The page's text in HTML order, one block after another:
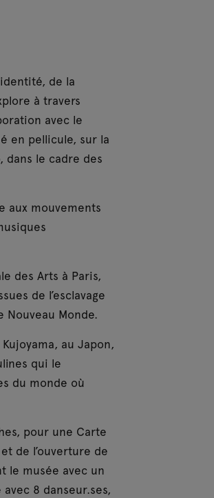
de la
à travers
avec le
en pellicule, sur la
dans le cadre des
aux mouvements
des Arts à Paris,
de l’esclavage
Nouveau Monde.
au Japon,
qui le
du monde où
pour une Carte
de l’ouverture de
le musée avec un
8 danseur.ses,